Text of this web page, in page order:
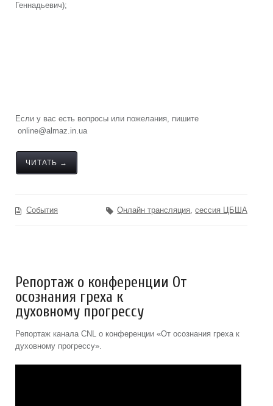
Геннадьевич);
Если у вас есть вопросы или пожелания, пишите
online@almaz.in.ua
ЧИТАТЬ →
События Онлайн трансляция,сессия ЦБША
Репортаж о конференции От
осознания греха к
духовному прогрессу
Репортаж канала CNL о конференции «От осознания греха к
духовному прогрессу».